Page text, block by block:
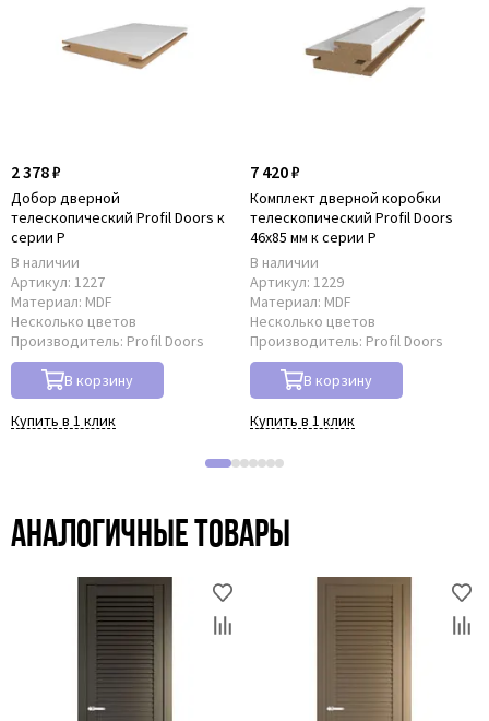
2 378 ₽
Добор дверной
телескопический Profil Doors к
серии P
В наличии
Артикул: 1227
Материал: MDF
Несколько цветов
Производитель: Profil Doors
В корзину
Купить в 1 клик
7 420 ₽
Комплект дверной коробки
телескопический Profil Doors
46x85 мм к серии P
В наличии
Артикул: 1229
Материал: MDF
Несколько цветов
Производитель: Profil Doors
В корзину
Купить в 1 клик
Аналогичные товары